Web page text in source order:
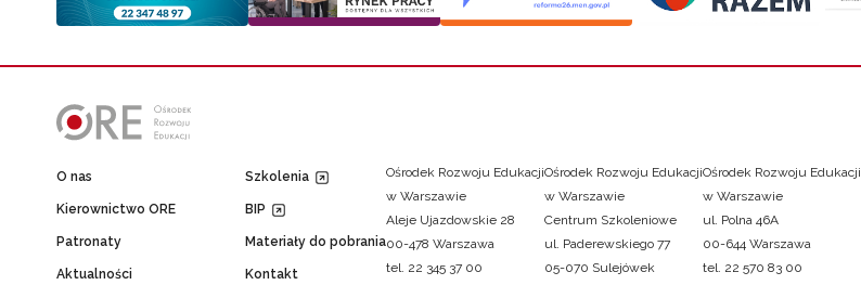
O nas
Kierownictwo ORE
Patronaty
Aktualności
Szkolenia
BIP
Materiały do pobrania
Kontakt
Ośrodek Rozwoju Edukacji
w Warszawie
Aleje Ujazdowskie 28
00-478 Warszawa
tel. 22 345 37 00
Ośrodek Rozwoju Edukacji
w Warszawie
Centrum Szkoleniowe
ul. Paderewskiego 77
05-070 Sulejówek
Ośrodek Rozwoju Edukacji
w Warszawie
ul. Polna 46A
00-644 Warszawa
tel. 22 570 83 00